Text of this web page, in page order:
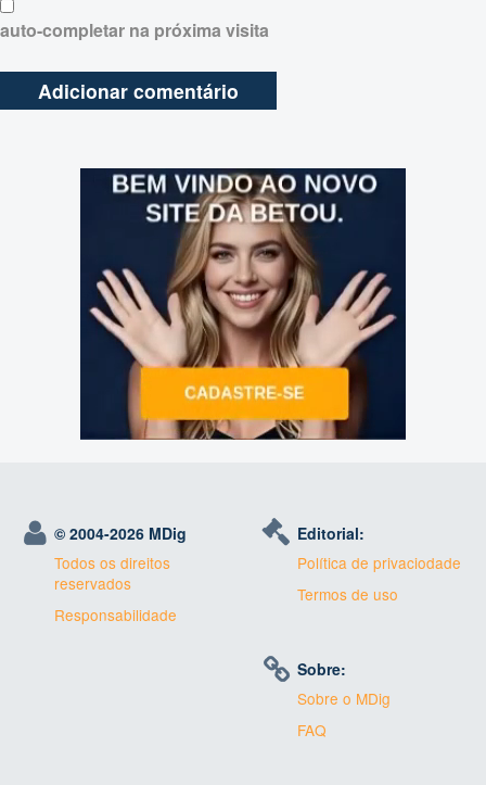
auto-completar na próxima visita
© 2004-2026 MDig
Todos os direitos
reservados
Responsabilidade
Editorial:
Política de privaciodade
Termos de uso
Sobre:
Sobre o MDig
FAQ